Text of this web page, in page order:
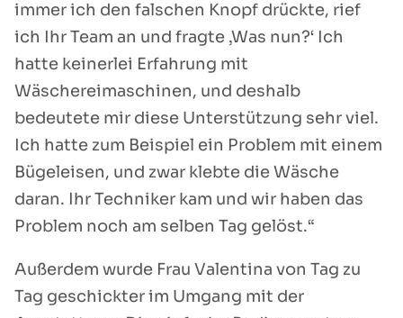
immer ich den falschen Knopf drückte, rief
ich Ihr Team an und fragte ‚Was nun?‘ Ich
hatte keinerlei Erfahrung mit
Wäschereimaschinen, und deshalb
bedeutete mir diese Unterstützung sehr viel.
Ich hatte zum Beispiel ein Problem mit einem
Bügeleisen, und zwar klebte die Wäsche
daran. Ihr Techniker kam und wir haben das
Problem noch am selben Tag gelöst.“
Außerdem wurde Frau Valentina von Tag zu
Tag geschickter im Umgang mit der